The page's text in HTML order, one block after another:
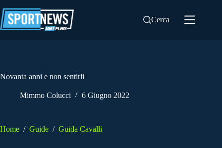
al
contenuto
Cerca
Novanta anni e non sentirli
Mimmo Colucci 6 Giugno 2022
Home / Guide / Guida Cavalli